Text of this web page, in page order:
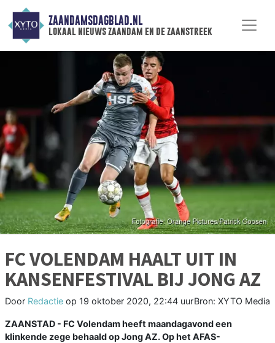
ZAANDAMSDAGBLAD.NL
lokaal nieuws zaandam en de zaanstreek
FC VOLENDAM HAALT UIT IN
KANSENFESTIVAL BIJ JONG AZ
Door Redactie op 19 oktober 2020, 22:44 uurBron: XYTO Media
ZAANSTAD - FC Volendam heeft maandagavond een
klinkende zege behaald op Jong AZ. Op het AFAS-